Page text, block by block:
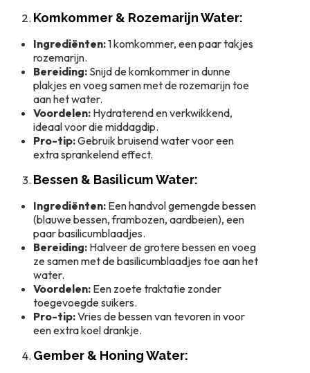
Komkommer & Rozemarijn Water:
Ingrediënten:1 komkommer, een paar takjes
rozemarijn.
Bereiding: Snijd de komkommer in dunne
plakjes en voeg samen met de rozemarijn toe
aan het water.
Voordelen: Hydraterend en verkwikkend,
ideaal voor die middagdip.
Pro-tip:Gebruik bruisend water voor een
extra sprankelend effect.
Bessen & Basilicum Water:
Ingrediënten: Een handvol gemengde bessen
(blauwe bessen, frambozen, aardbeien), een
paar basilicumblaadjes.
Bereiding: Halveer de grotere bessen en voeg
ze samen met de basilicumblaadjes toe aan het
water.
Voordelen: Een zoete traktatie zonder
toegevoegde suikers.
Pro-tip:Vries de bessen van tevoren in voor
een extra koel drankje.
Gember & Honing Water: